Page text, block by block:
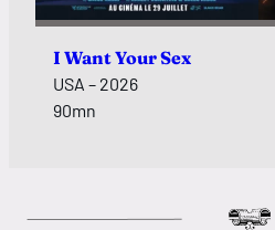
I Want Your Sex
USA – 2026
90mn